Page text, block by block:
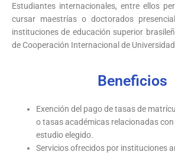
Estudiantes internacionales, entre ellos
cursar maestrías o doctorados
instituciones de educación superior
de Cooperación Internacional de
Beneficios
Exención del pago de tasas de
o tasas académicas relacionadas
estudio elegido.
Servicios ofrecidos por instituciones